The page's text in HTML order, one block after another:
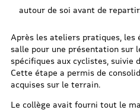
autour de soi avant de
Après les ateliers pratiques, les
salle pour une présentation sur
spécifiques aux cyclistes, suivie
Cette étape a permis de
acquises sur le terrain.
Le collège avait fourni tout le